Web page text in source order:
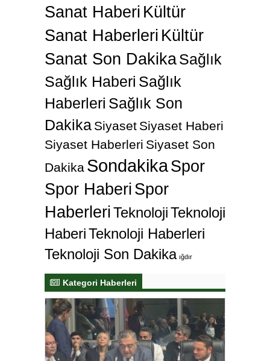
Sanat Haberi Kültür
Sanat Haberleri Kültür
Sanat Son DakikaSağlık
Sağlık Haberi Sağlık
Haberleri Sağlık Son
Dakika Siyaset Siyaset Haberi
Siyaset Haberleri Siyaset Son
Dakika SondakikaSpor
Spor Haberi Spor
HaberleriTeknolojiTeknoloji
HaberiTeknoloji Haberleri
Teknoloji Son Dakika ığdır
Kategori Haberleri